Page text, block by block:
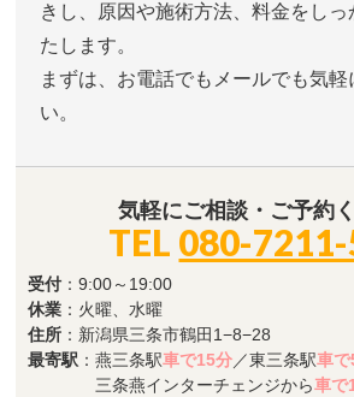
きし、原因や施術方法、料金をし
たします。
まずは、お電話でもメールでも気軽
い。
気軽にご相談・ご予約
TEL 080-
受付 ：9:00～19:00
休業 ：火曜、水曜
住所 ：新潟県三条市鶴田1−8−28
最寄駅 ：燕三条駅車で15分／東三条駅車
三条燕インターチェンジから車で